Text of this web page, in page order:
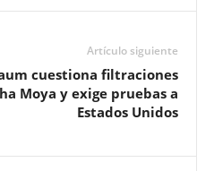
Artículo siguiente
cuestiona filtraciones
Moya y exige pruebas a
Estados Unidos